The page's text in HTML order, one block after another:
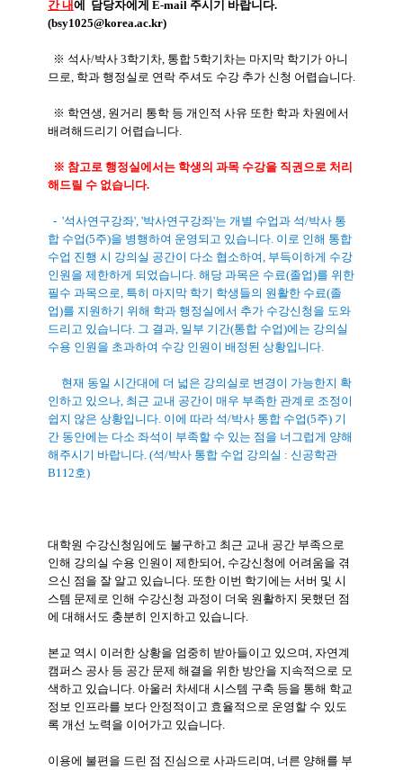
간 내에 담당자에게 E-mail 주시기 바랍니다.
(bsy1025@korea.ac.kr)
※ 석사/박사 3학기차, 통합 5학기차는 마지막 학기가 아니
므로, 학과 행정실로 연락 주셔도 수강 추가 신청 어렵습니다.
※ 학연생, 원거리 통학 등 개인적 사유 또한 학과 차원에서
배려해드리기 어렵습니다.
※ 참고로 행정실에서는 학생의 과목 수강을 직권으로 처리
해드릴 수 없습니다.
- '석사연구강좌', '박사연구강좌'는 개별 수업과 석/박사 통
합 수업(5주)을 병행하여 운영되고 있습니다. 이로 인해 통합
수업 진행 시 강의실 공간이 다소 협소하여, 부득이하게 수강
인원을 제한하게 되었습니다. 해당 과목은 수료(졸업)를 위한
필수 과목으로, 특히 마지막 학기 학생들의 원활한 수료(졸
업)를 지원하기 위해 학과 행정실에서 추가 수강신청을 도와
드리고 있습니다. 그 결과, 일부 기간(통합 수업)에는 강의실
수용 인원을 초과하여 수강 인원이 배정된 상황입니다.
현재 동일 시간대에 더 넓은 강의실로 변경이 가능한지 확
인하고 있으나, 최근 교내 공간이 매우 부족한 관계로 조정이
쉽지 않은 상황입니다. 이에 따라 석/박사 통합 수업(5주) 기
간 동안에는 다소 좌석이 부족할 수 있는 점을 너그럽게 양해
해주시기 바랍니다. (석/박사 통합 수업 강의실 : 신공학관
B112호)
대학원 수강신청임에도 불구하고 최근 교내 공간 부족으로
인해 강의실 수용 인원이 제한되어, 수강신청에 어려움을 겪
으신 점을 잘 알고 있습니다. 또한 이번 학기에는 서버 및 시
스템 문제로 인해 수강신청 과정이 더욱 원활하지 못했던 점
에 대해서도 충분히 인지하고 있습니다.
본교 역시 이러한 상황을 엄중히 받아들이고 있으며, 자연계
캠퍼스 공사 등 공간 문제 해결을 위한 방안을 지속적으로 모
색하고 있습니다. 아울러 차세대 시스템 구축 등을 통해 학교
정보 인프라를 보다 안정적이고 효율적으로 운영할 수 있도
록 개선 노력을 이어가고 있습니다.
이용에 불편을 드린 점 진심으로 사과드리며, 너른 양해를 부